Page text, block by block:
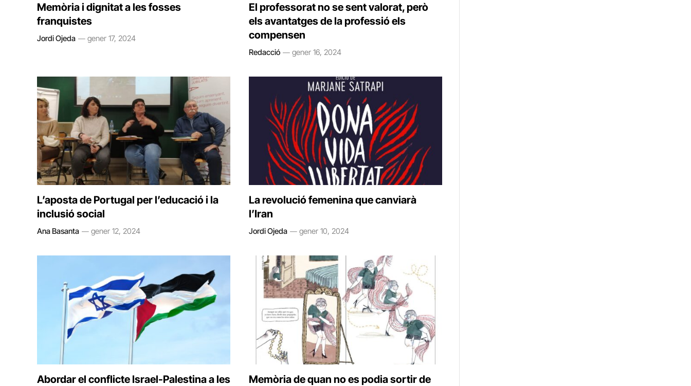
Memòria i dignitat a les fosses
franquistes
Jordi Ojeda gener 17, 2024
El professorat no se sent valorat, però
els avantatges de la professió els
compensen
Redacció gener 16, 2024
L’aposta de Portugal per l’educació i la
inclusió social
Ana Basanta gener 12, 2024
La revolució femenina que canviarà
l’Iran
Jordi Ojeda gener 10, 2024
Abordar el conflicte Israel-Palestina a les
Memòria de quan no es podia sortir de